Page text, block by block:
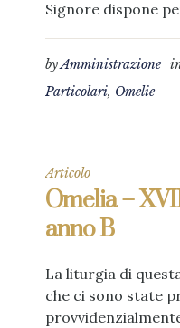
Signore dispone
byAmministrazione
Particolari, Omelie
Articolo
Omelia –
anno B
La liturgia di
che ci sono state